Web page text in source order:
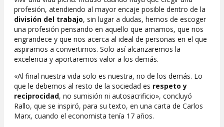
profesión, atendiendo al mayor encaje posible dentro de la
división del trabajo, sin lugar a dudas, hemos de escoger
una profesión pensando en aquello que amamos, que nos
engrandece y que nos acerca al ideal de personas en el que
aspiramos a convertirnos. Solo así alcanzaremos la
excelencia y aportaremos valor a los demás.
«Al final nuestra vida solo es nuestra, no de los demás. Lo
que le debemos al resto de la sociedad es respeto y
reciprocidad, no sumisión ni autosacrificio», concluyó
Rallo, que se inspiró, para su texto, en una carta de Carlos
Marx, cuando el economista tenía 17 años.